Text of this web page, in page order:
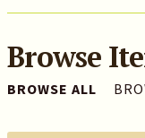
Browse
BROWSE ALL